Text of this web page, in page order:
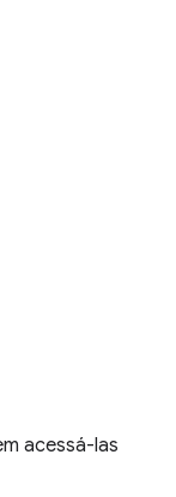
acessá-las